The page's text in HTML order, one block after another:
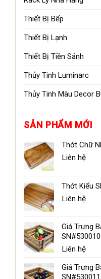
Thiết Bị Bếp
Thiết Bị Lạnh
Thiết Bị Tiền Sảnh
Thủy Tinh Luminarc
Thủy Tinh Màu Decor
SẢN PHẨM MỚI
Thớt Chữ
Liên hệ
Thớt Kiểu
Liên hệ
Giá Trưng
SN#530010
Liên hệ
Giá Trưng
SN#530011